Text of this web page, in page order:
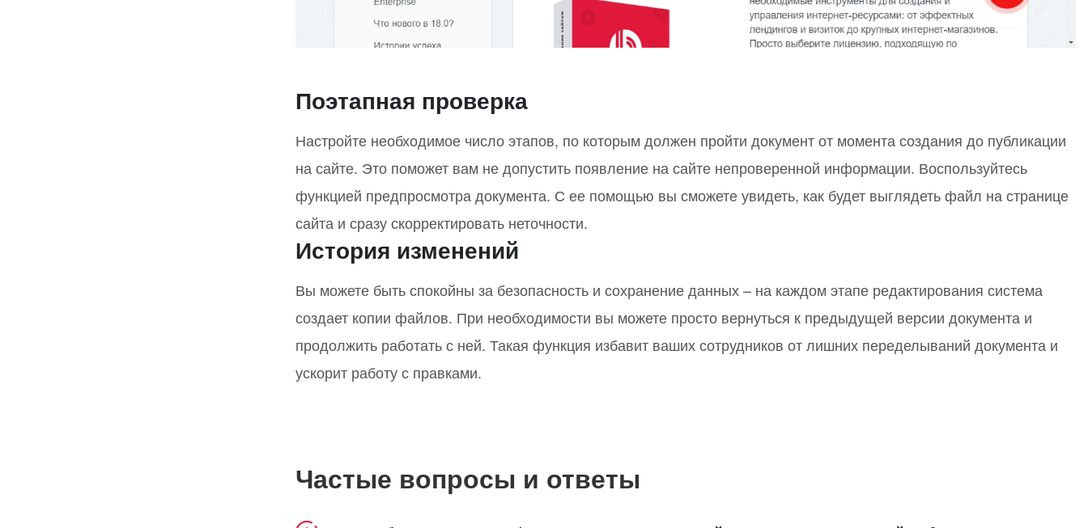
Поэтапная проверка
Настройте необходимое число этапов, по которым должен пройти документ от момента создания до публикации
на сайте. Это поможет вам не допустить появление на сайте непроверенной информации. Воспользуйтесь
функцией предпросмотра документа. С ее помощью вы сможете увидеть, как будет выглядеть файл на странице
сайта и сразу скорректировать неточности.
История изменений
Вы можете быть спокойны за безопасность и сохранение данных – на каждом этапе редактирования система
создает копии файлов. При необходимости вы можете просто вернуться к предыдущей версии документа и
продолжить работать с ней. Такая функция избавит ваших сотрудников от лишних переделываний документа и
ускорит работу с правками.
Частые вопросы и ответы